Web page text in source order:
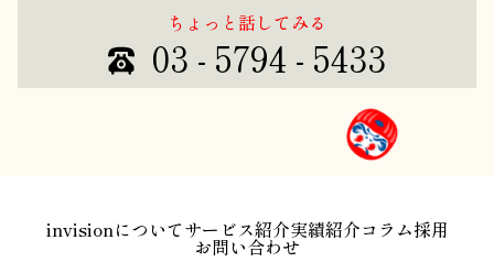
ちょっと話してみる
03 - 5794 - 5433
invisionについてサービス紹介実績紹介コラム採用
お問い合わせ